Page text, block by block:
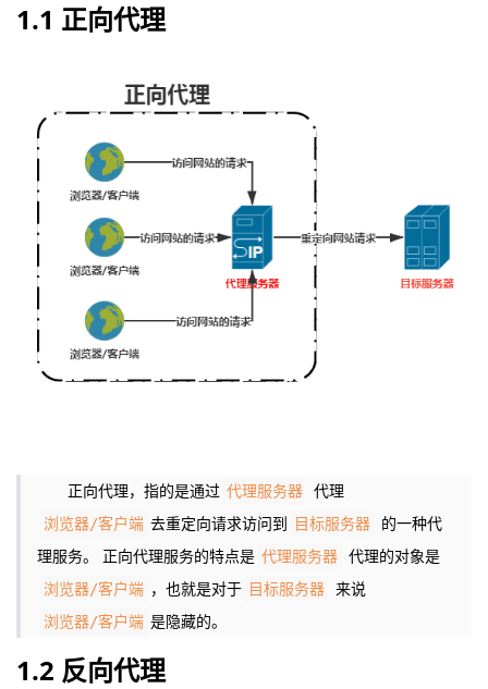
1.1 正向代理
正向代理，指的是通过 代理服务器 代理
浏览器/客户端 去重定向请求访问到 目标服务器
的一种代
理服务。
正向代理服务的特点是 代理服务器 代理的对象是
浏览器/客户端 ，也就是对于 目标服务器 来说
浏览器/客户端 是隐藏的。
1.2 反向代理